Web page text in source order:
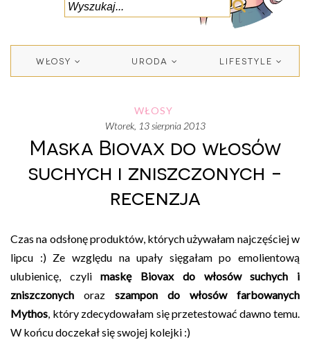
WŁOSY URODA LIFESTYLE
WŁOSY
wtorek, 13 sierpnia 2013
Maska Biovax do włosów
suchych i zniszczonych -
recenzja
Czas na odsłonę produktów, których używałam najczęściej w
lipcu :) Ze względu na upały sięgałam po emolientową
ulubienicę, czylimaskę Biovax do włosów suchych i
zniszczonych oraz szampon do włosów farbowanych
Mythos , który zdecydowałam się przetestować dawno temu.
W końcu doczekał się swojej kolejki :)